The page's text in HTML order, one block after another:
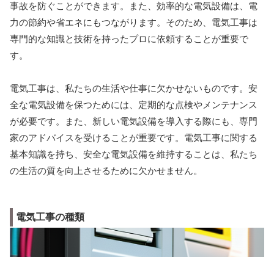
事故を防ぐことができます。また、効率的な電気設備は、電
力の節約や省エネにもつながります。そのため、電気工事は
専門的な知識と技術を持ったプロに依頼することが重要で
す。
電気工事は、私たちの生活や仕事に欠かせないものです。安
全な電気設備を保つためには、定期的な点検やメンテナンス
が必要です。また、新しい電気設備を導入する際にも、専門
家のアドバイスを受けることが重要です。電気工事に関する
基本知識を持ち、安全な電気設備を維持することは、私たち
の生活の質を向上させるために欠かせません。
電気工事の種類